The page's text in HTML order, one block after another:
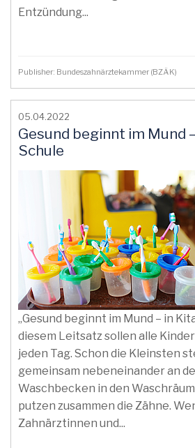
Entzündung...
Publisher: Bundeszahnärztekammer (BZÄK)
05.04.2022
Gesund beginnt im Mund
Schule
„Gesund beginnt im Mund – in
diesem Leitsatz sollen alle
jeden Tag. Schon die Kleinsten
gemeinsam nebeneinander an
Waschbecken in den
putzen zusammen die Zähne.
Zahnärztinnen und...